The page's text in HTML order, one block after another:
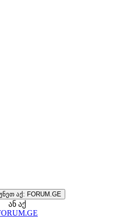
აქ: FORUM.GE
ან აქ